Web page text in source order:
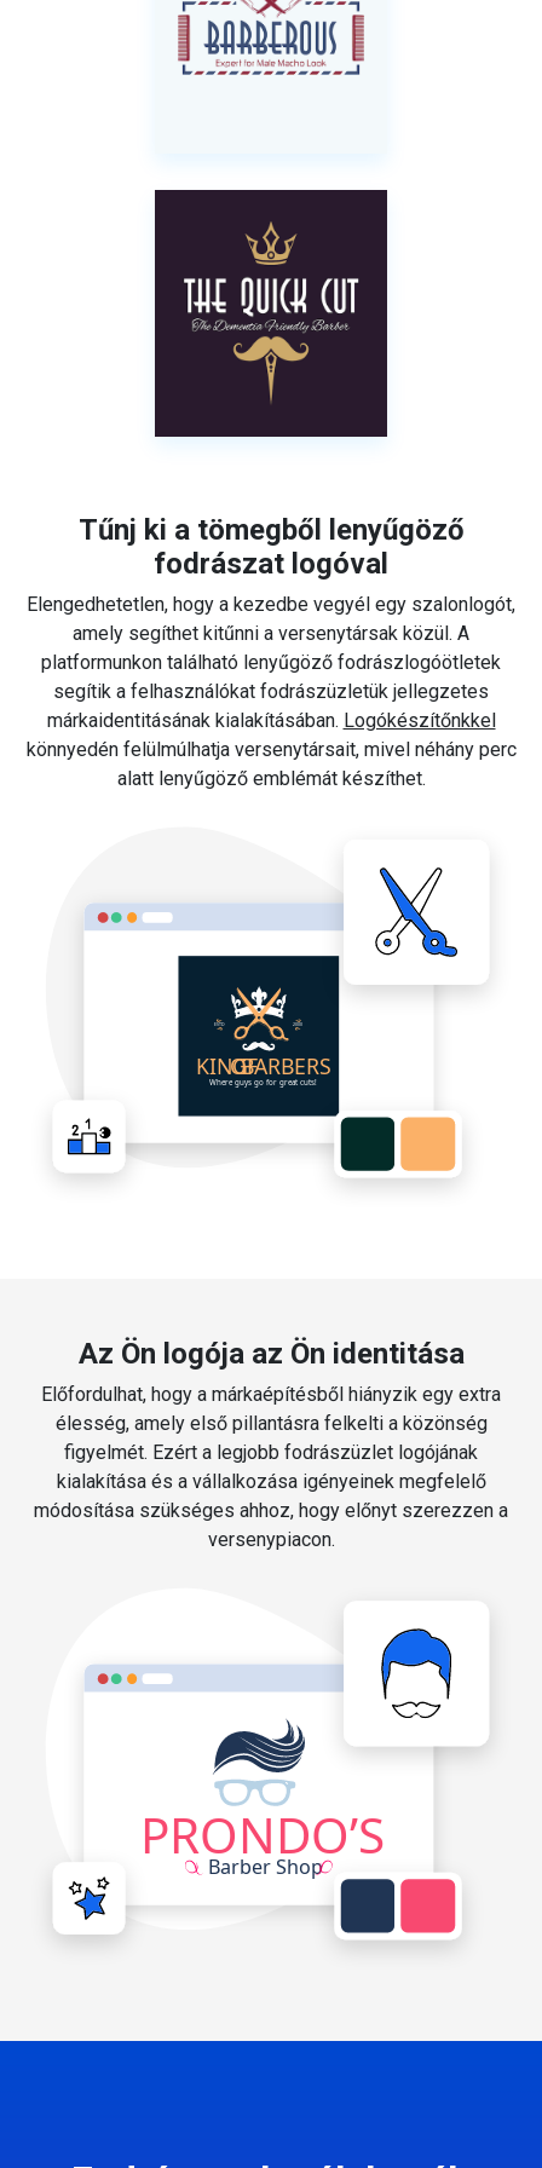
Tűnj ki a tömegből lenyűgöző
fodrászat logóval
Elengedhetetlen, hogy a kezedbe vegyél egy szalonlogót,
amely segíthet kitűnni a versenytársak közül. A
platformunkon található lenyűgöző fodrászlogóötletek
segítik a felhasználókat fodrászüzletük jellegzetes
márkaidentitásának kialakításában. Logókészítőnkkel
könnyedén felülmúlhatja versenytársait, mivel néhány perc
alatt lenyűgöző emblémát készíthet.
Az Ön logója az Ön identitása
Előfordulhat, hogy a márkaépítésből hiányzik egy extra
élesség, amely első pillantásra felkelti a közönség
figyelmét. Ezért a legjobb fodrászüzlet logójának
kialakítása és a vállalkozása igényeinek megfelelő
módosítása szükséges ahhoz, hogy előnyt szerezzen a
versenypiacon.